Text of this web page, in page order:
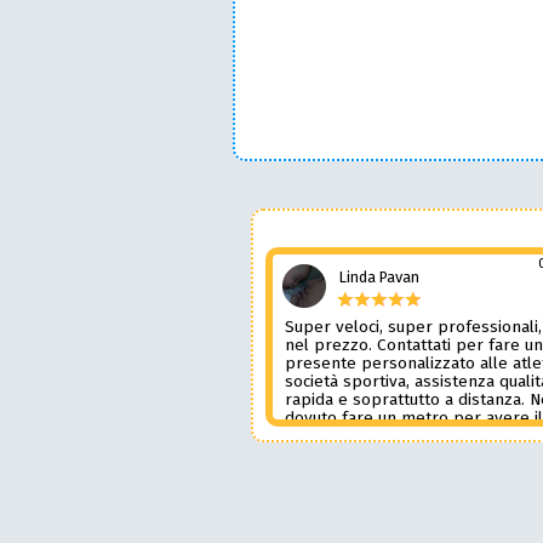
Linda Pavan
Super veloci, super
nel prezzo. Contattati per fare un
presente personalizzato alle
società sportiva, assistenza
rapida e soprattutto a distanza.
dovuto fare un metro per avere il
prodotto desiderato. Una